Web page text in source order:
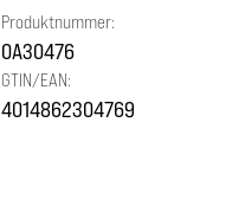
Produktnummer:
OA30476
GTIN/EAN:
4014862304769